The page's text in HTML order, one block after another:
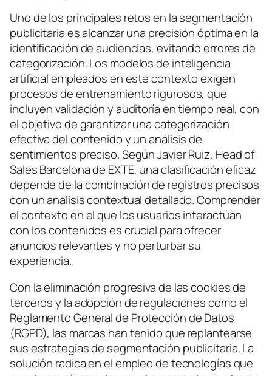
Uno de los principales retos en la segmentación
publicitaria es alcanzar una precisión óptima en la
identificación de audiencias, evitando errores de
categorización. Los modelos de inteligencia
artificial empleados en este contexto exigen
procesos de entrenamiento rigurosos, que
incluyen validación y auditoría en tiempo real, con
el objetivo de garantizar una categorización
efectiva del contenido y un análisis de
sentimientos preciso. Según Javier Ruiz, Head of
Sales Barcelona de EXTE, una clasificación eficaz
depende de la combinación de registros precisos
con un análisis contextual detallado. Comprender
el contexto en el que los usuarios interactúan
con los contenidos es crucial para ofrecer
anuncios relevantes y no perturbar su
experiencia.
Con la eliminación progresiva de las cookies de
terceros y la adopción de regulaciones como el
Reglamento General de Protección de Datos
(RGPD), las marcas han tenido que replantearse
sus estrategias de segmentación publicitaria. La
solución radica en el empleo de tecnologías que